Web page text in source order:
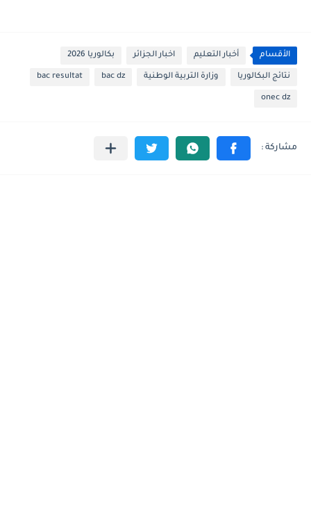
الأقسام أخبار التعليم اخبار الجزائر بكالوريا 2026
نتائج البكالوريا وزارة التربية الوطنية bac dz
bac resultat
onec dz